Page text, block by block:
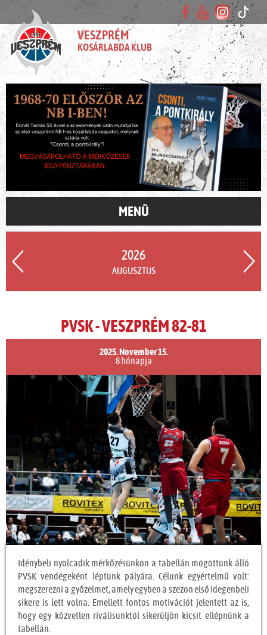
VESZPRÉM
KOSÁRLABDA KLUB
MENÜ
2026
AUGUSZTUS
PVSK - VESZPRÉM 82-81
2025. November 15.
8 hónapja
Idénybeli nyolcadik mérkőzésünkön a tabellán mögöttünk álló
PVSK vendégeként léptünk pályára. Célunk egyértelmű volt:
megszerezni a győzelmet, amely egyben a szezon első idegenbeli
sikere is lett volna. Emellett fontos motivációt jelentett az is,
hogy egy közvetlen riválisunktól sikerüljön kicsit ellépnünk a
tabellán.